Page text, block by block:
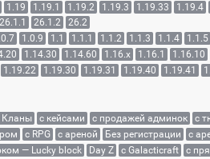
1.19 1.19.1 1.19.2 1.19.3 1.19.33 1.19.4
26.1.1 26.1.2 26.2
1.0.9 1.1 1.1.1 1.1.2 1.1.3 1.1.4 1.1.5
1.14.30 1.14.60 1.16.x 1.16.1 1.16.10
1.19.22 1.19.30 1.19.31 1.19.40 1.19.41
Кланы с кейсами с продажей админок с
с RPG с ареной Без регистрации с
— Lucky block Day Z с Galacticraft с